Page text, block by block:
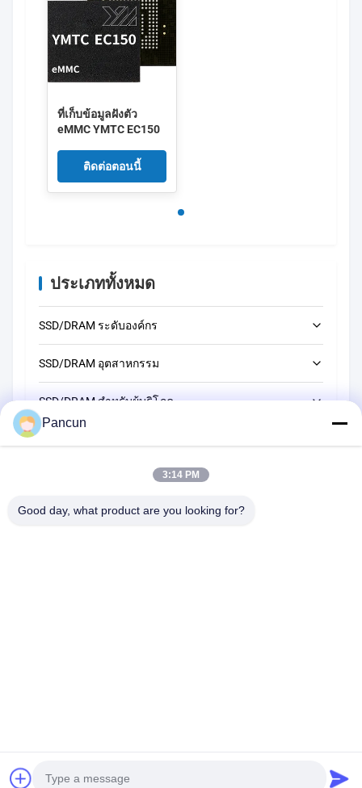
ที่เก็บข้อมูลฝังตัว
eMMC YMTC EC150
ติดต่อตอนนี้
ประเภททั้งหมด
SSD/DRAM ระดับองค์กร
2.5'' SATA
U.2 NVMe
RDIMM
SSD/DRAM อุตสาหกรรม
2.5'' SATA
SSD/DRAM สําหรับผู้บริโภค
M.2 2280 SATA
ยูเอฟเอส
การ์ด SD
นโยบายความเป็นส่วนตัว
| © 2026-2026 Shenzhen Pancun Technology Co.,
Pancun
3:14 PM
Good day, what product are you looking for?